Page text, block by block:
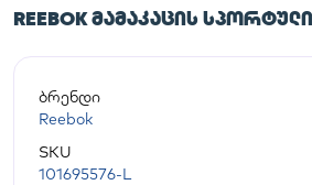
REEBOK ᲛᲐᲛᲐᲙᲐᲪᲘᲡ
ბრენდი
Reebok
SKU
101695576-L